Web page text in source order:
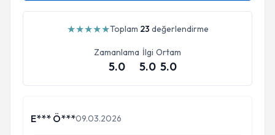
★★★★★Toplam 23 değerlendirme
Zamanlama
5.0
İlgi
5.0
Ortam
5.0
E*** Ö***09.03.2026